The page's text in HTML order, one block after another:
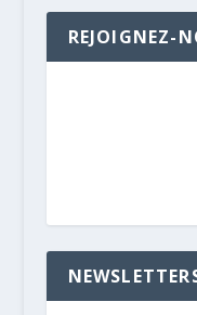
REJOIGNEZ-